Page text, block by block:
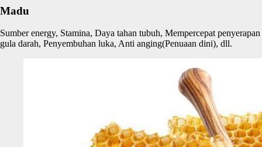
Madu
Sumber energy, Stamina, Daya tahan tubuh, Mempercepat penyerapan
gula darah, Penyembuhan luka, Anti anging(Penuaan dini), dll.